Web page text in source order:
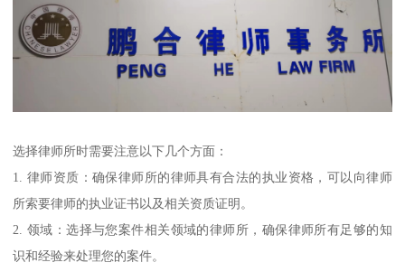
选择律师所时需要注意以下几个方面：
1. 律师资质：确保律师所的律师具有合法的执业资格，可以向律师
所索要律师的执业证书以及相关资质证明。
2. 领域：选择与您案件相关领域的律师所，确保律师所有足够的知
识和经验来处理您的案件。